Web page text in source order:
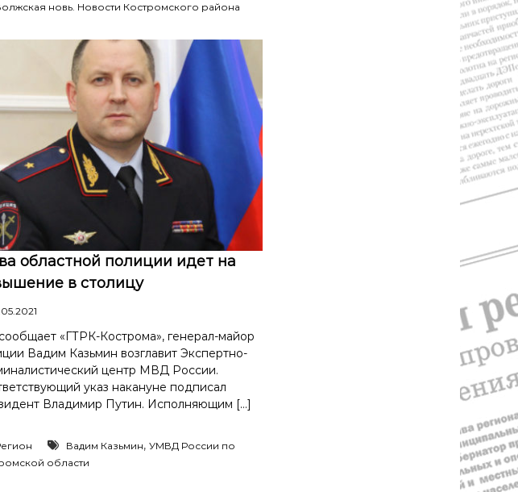
новь. Новости Костромского района
областной полиции идет на
в столицу
«ГТРК-Кострома», генерал-майор
Вадим Казьмин возглавит Экспертно-
центр МВД России.
указ накануне подписал
Владимир Путин. Исполняющим […]
Вадим Казьмин, УМВД России по
области